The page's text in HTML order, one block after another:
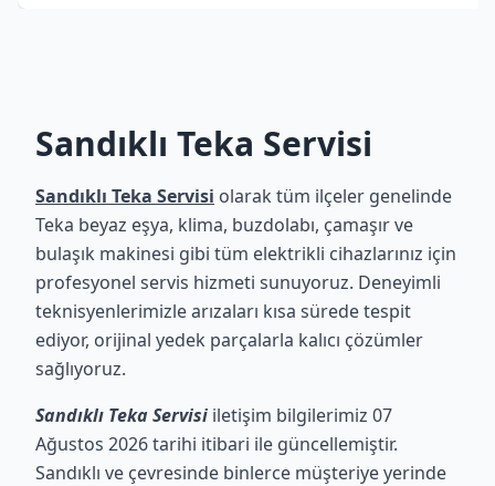
Sandıklı Teka Servisi
Sandıklı Teka Servisi olarak tüm ilçeler genelinde
Teka beyaz eşya, klima, buzdolabı, çamaşır ve
bulaşık makinesi gibi tüm elektrikli cihazlarınız için
profesyonel servis hizmeti sunuyoruz. Deneyimli
teknisyenlerimizle arızaları kısa sürede tespit
ediyor, orijinal yedek parçalarla kalıcı çözümler
sağlıyoruz.
Sandıklı Teka Servisi iletişim bilgilerimiz 07
Ağustos 2026 tarihi itibari ile güncellemiştir.
Sandıklı ve çevresinde binlerce müşteriye yerinde